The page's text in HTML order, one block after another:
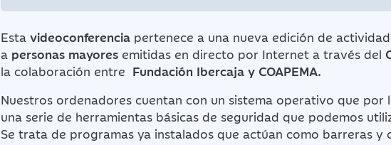
Esta videoconferencia pertenece a una nueva edición de
a personas mayores emitidas en directo por Internet a través del
la colaboración entre Fundación Ibercaja y COAPEMA.
Nuestros ordenadores cuentan con un sistema operativo que por
una serie de herramientas básicas de seguridad que podemos
Se trata de programas ya instalados que actúan como barreras